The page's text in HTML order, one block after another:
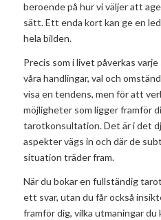
beroende på hur vi väljer att
sätt. Ett enda kort kan ge en
hela bilden.
Precis som i livet påverkas
våra handlingar, val och
visa en tendens, men för att
möjligheter som ligger framför
tarotkonsultation. Det är i det
aspekter vägs in och där de
situation träder fram.
När du bokar en fullständig
ett svar, utan du får också
framför dig, vilka utmaningar du